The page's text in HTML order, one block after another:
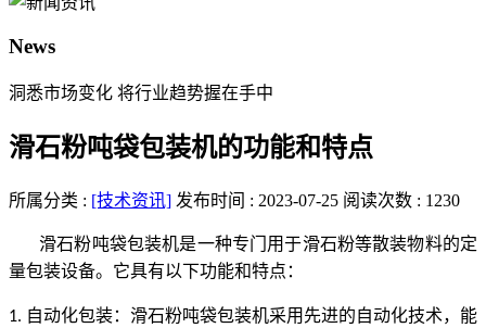
News
洞悉市场变化 将行业趋势握在手中
滑石粉吨袋包装机的功能和特点
所属分类 : [技术资讯] 发布时间 : 2023-07-25 阅读次数 : 1230
滑石粉吨袋包装机是一种专门用于滑石粉等散装物料的定
量包装设备。它具有以下功能和特点：
1. 自动化包装：滑石粉吨袋包装机采用先进的自动化技术，能